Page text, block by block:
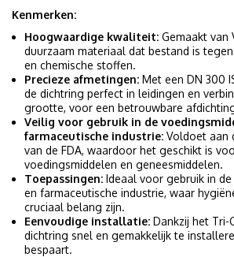
Kenmerken:
Hoogwaardige kwaliteit: Gemaakt van
duurzaam materiaal dat bestand is
en chemische stoffen.
Precieze afmetingen: Met een DN 300
de dichtring perfect in leidingen en
grootte, voor een betrouwbare
Veilig voor gebruik in de
farmaceutische industrie: Voldoet aan
van de FDA, waardoor het geschikt is
voedingsmiddelen en geneesmiddelen.
Toepassingen: Ideaal voor gebruik in
en farmaceutische industrie, waar
cruciaal belang zijn.
Eenvoudige installatie: Dankzij het Tri-
dichtring snel en gemakkelijk te
bespaart.